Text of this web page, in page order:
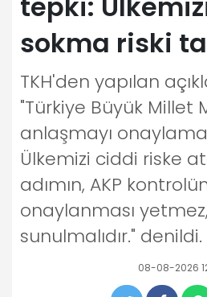
sokma riski
TKH'den yapılan
"Türkiye Büyük Millet
anlaşmayı
Ülkemizi ciddi riske
adımın, AKP
onaylanması
sunulmalıdır." denildi.
08-08-2026